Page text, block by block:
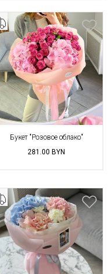
Букет "Розовое облако"
281.00 BYN